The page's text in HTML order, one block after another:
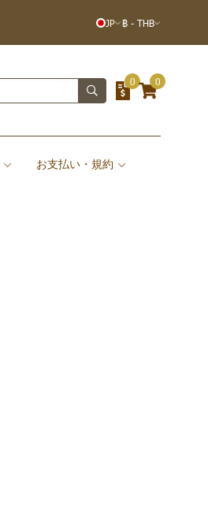
JP ฿ - THB
0 0
お支払い・規約